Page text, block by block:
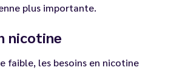
plus importante.
nicotine
faible, les besoins en nicotine